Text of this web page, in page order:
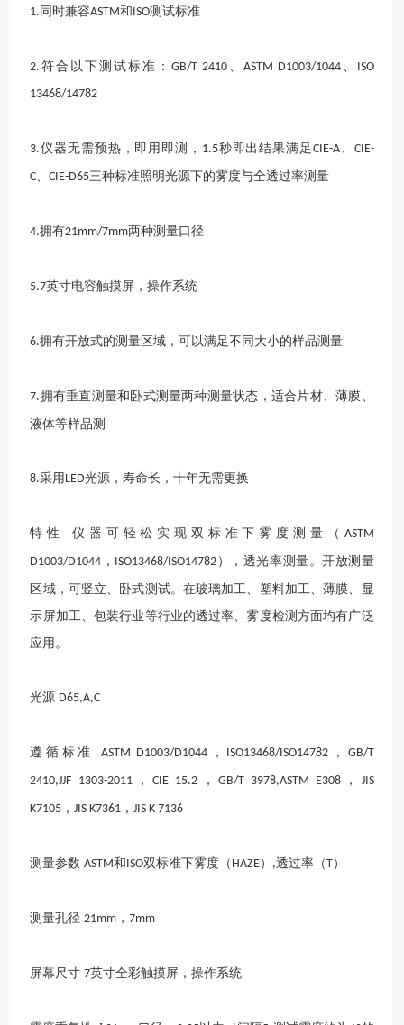
1. 同时兼容ASTM和 ISO测试标准
2. 符合以下测试标准： GB/T 2410、 ASTM D1003/1044、
ISO
13468/14782
3.仪器无需预热，即用即测， 1.5秒即出结果满足 CIE-A、 CIE-
C 、CIE-D65三种标准照明光源下的雾度与全透过率测量
4.拥有21mm/7mm两种测量口径
5.7英寸电容触摸屏，操作系统
6.拥有开放式的测量区域，可以满足不同大小的样品测量
7.拥有垂直测量和卧式测量两种测量状态，适合片材、薄膜、
液体等样品测
8.采用 LED光源，寿命长，十年无需更换
特性 仪器可轻松实现双标准下雾度测量（ ASTM
D1003/D1044 ， ISO13468/ISO14782 ），透光率测量。开放测量
区域，可竖立、卧式测试。在玻璃加工、塑料加工、薄膜、显
示屏加工、包装行业等行业的透过率、雾度检测方面均有广泛
应用。
光源 D65,A,C
遵循标准 ASTM D1003/D1044 ， ISO13468/ISO14782 ， GB/T
2410,JJF 1303-2011 ，CIE 15.2 ， GB/T 3978,ASTM E308 ， JIS
K7105 ， JIS K7361 ， JIS K 7136
测量参数 ASTM和 ISO双标准下雾度（ HAZE） ,透过率（T）
测量孔径 21mm ，7mm
屏幕尺寸 7英寸全彩触摸屏，操作系统